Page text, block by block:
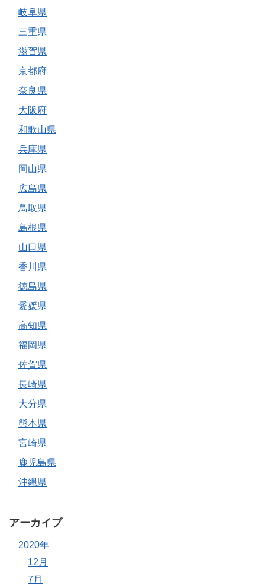
岐阜県
三重県
滋賀県
京都府
奈良県
大阪府
和歌山県
兵庫県
岡山県
広島県
鳥取県
島根県
山口県
香川県
徳島県
愛媛県
高知県
福岡県
佐賀県
長崎県
大分県
熊本県
宮崎県
鹿児島県
沖縄県
アーカイブ
2020年
12月
7月